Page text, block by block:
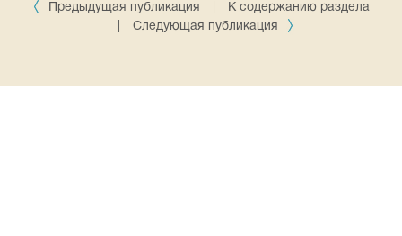
Предыдущая публикация
К содержанию раздела
Следующая публикация